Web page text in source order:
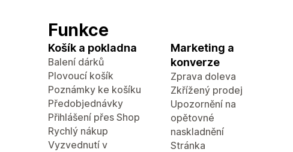
Funkce
Košík a pokladna
Balení dárků
Plovoucí košík
Poznámky ke košíku
Předobjednávky
Přihlášení přes Shop
Rychlý nákup
Vyzvednutí v
Marketing a
konverze
Zprava doleva
Zkřížený prodej
Upozornění na
opětovné
naskladnění
Stránka